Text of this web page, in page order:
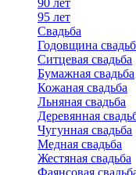
90 лет
95 лет
Свадьба
Годовщина
Ситцевая свадьба
Бумажная свадьба
Кожаная свадьба
Льняная свадьба
Деревянная
Чугунная свадьба
Медная свадьба
Жестяная свадьба
Фаянсовая